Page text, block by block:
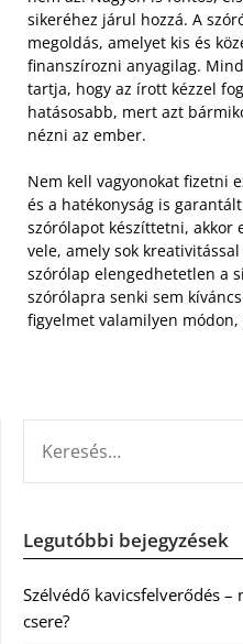
sikeréhez járul hozzá. A
megoldás, amelyet kis és
finanszírozni anyagilag.
tartja, hogy az írott kézzel
hatásosabb, mert azt
nézni az ember.
Nem kell vagyonokat fizetni
és a hatékonyság is
szórólapot készíttetni, akkor
vele, amely sok
szórólap elengedhetetlen a
szórólapra senki sem
figyelmet valamilyen
Legutóbbi bejegyzések
Szélvédő kavicsfelverődés
csere?